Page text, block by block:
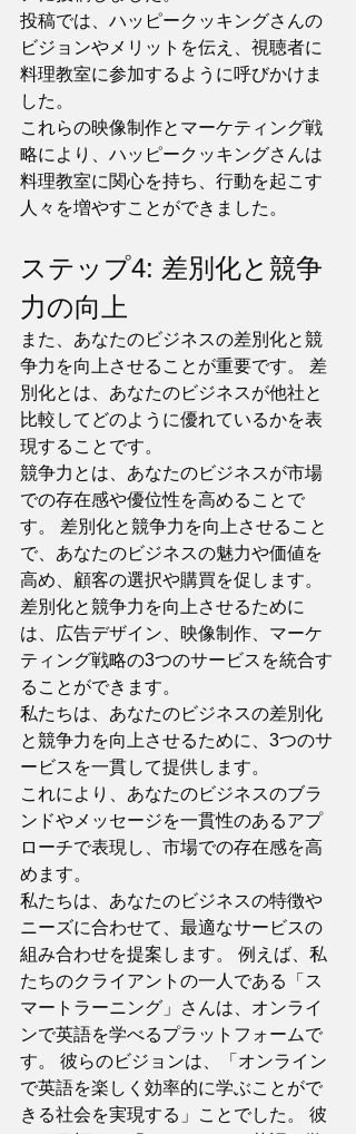
投稿では、ハッピークッキングさんの
ビジョンやメリットを伝え、視聴者に
料理教室に参加するように呼びかけま
した。
これらの映像制作とマーケティング戦
略により、ハッピークッキングさんは
料理教室に関心を持ち、行動を起こす
人々を増やすことができました。
ステップ4: 差別化と競争
力の向上
また、あなたのビジネスの差別化と競
争力を向上させることが重要です。 差
別化とは、あなたのビジネスが他社と
比較してどのように優れているかを表
現することです。
競争力とは、あなたのビジネスが市場
での存在感や優位性を高めることで
す。 差別化と競争力を向上させること
で、あなたのビジネスの魅力や価値を
高め、顧客の選択や購買を促します。
差別化と競争力を向上させるために
は、広告デザイン、映像制作、マーケ
ティング戦略の3つのサービスを統合す
ることができます。
私たちは、あなたのビジネスの差別化
と競争力を向上させるために、3つのサ
ービスを一貫して提供します。
これにより、あなたのビジネスのブラ
ンドやメッセージを一貫性のあるアプ
ローチで表現し、市場での存在感を高
めます。
私たちは、あなたのビジネスの特徴や
ニーズに合わせて、最適なサービスの
組み合わせを提案します。 例えば、私
たちのクライアントの一人である「ス
マートラーニング」さんは、オンライ
ンで英語を学べるプラットフォームで
す。 彼らのビジョンは、「オンライン
で英語を楽しく効率的に学ぶことがで
きる社会を実現する」ことでした。 彼